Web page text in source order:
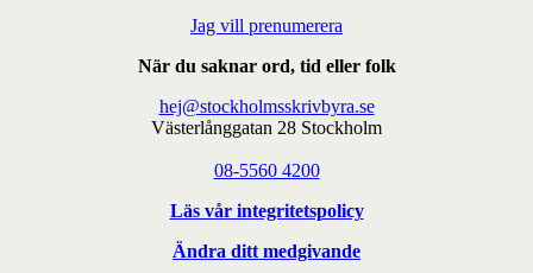
Jag vill prenumerera
När du saknar ord, tid eller folk
hej@stockholmsskrivbyra.se
Västerlånggatan 28 Stockholm
08-5560 4200
Läs vår integritetspolicy
Ändra ditt medgivande